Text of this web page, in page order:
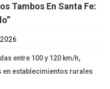
Tambos En Santa Fe:
entre 100 y 120 km/h,
establecimientos rurales